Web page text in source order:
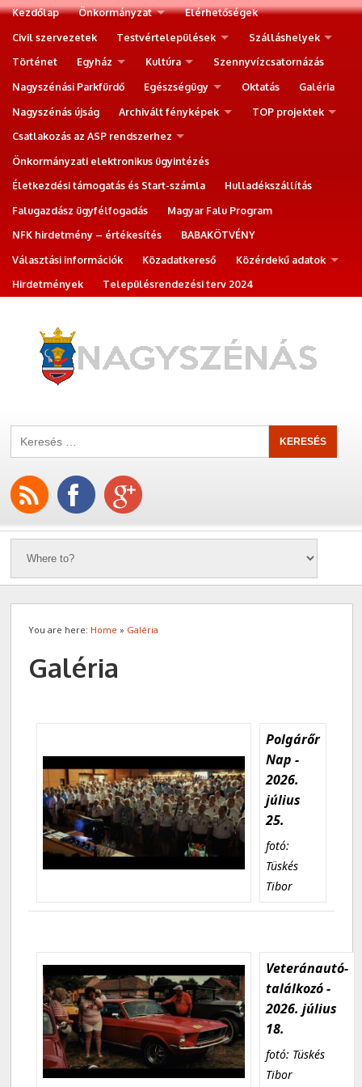
Kezdőlap Önkormányzat
Elérhetőségek
Civil szervezetek
Testvértelepülések
Szálláshelyek
Történet
Egyház Kultúra
Szennyvízcsatornázás
Nagyszénási Parkfürdő
Egészségügy Oktatás
Galéria
Nagyszénás újság
Archivált fényképek
TOP projektek
Csatlakozás az ASP rendszerhez
Önkormányzati elektronikus ügyintézés
Életkezdési támogatás és Start-számla
Hulladékszállítás
Falugazdász ügyfélfogadás
Magyar Falu Program
NFK hirdetmény – értékesítés
BABAKÖTVÉNY
Választási információk
Közadatkereső
Közérdekű adatok
Hirdetmények
Településrendezési terv 2024
You are here: Home » Galéria
Galéria
Polgárőr
Nap -
2026.
július
25.
fotó:
Tüskés
Tibor
Veteránautó-
találkozó -
2026. július
18.
fotó: Tüskés
Tibor